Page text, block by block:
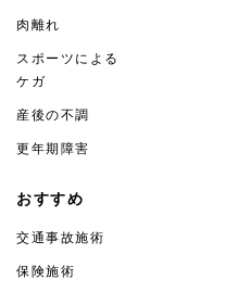
肉離れ
スポーツによる
ケガ
産後の不調
更年期障害
おすすめ
交通事故施術
保険施術